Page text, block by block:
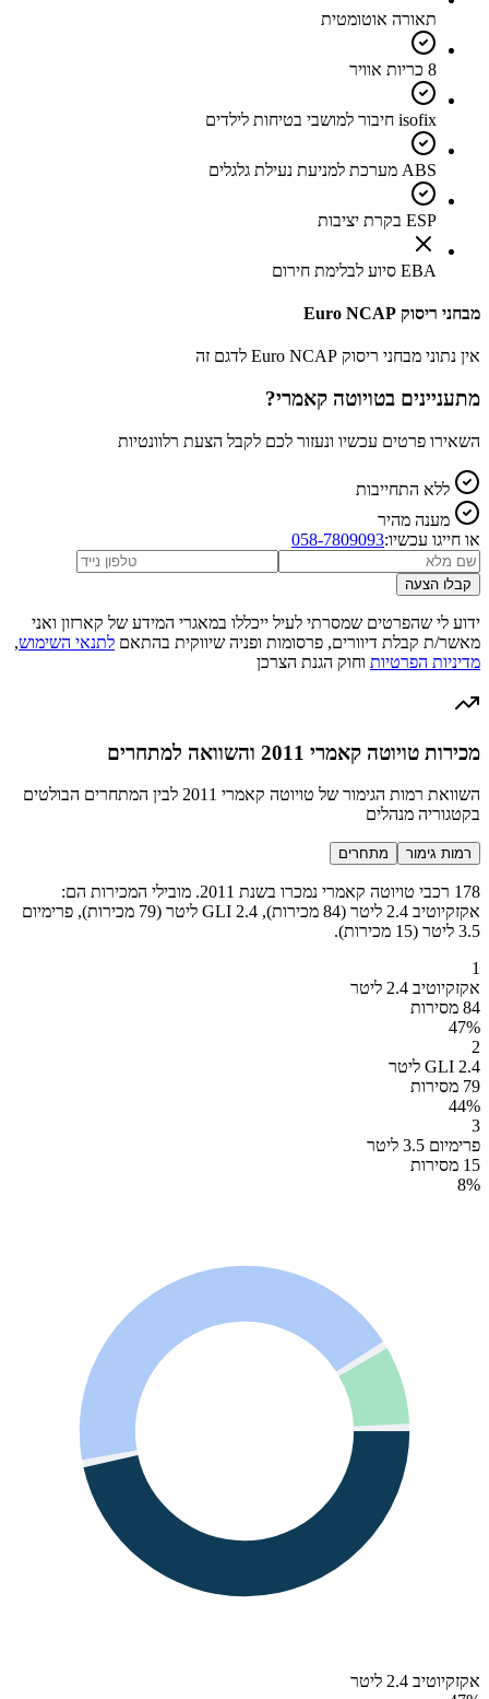
תאורה אוטומטית
8 כריות אוויר
isofix חיבור למושבי בטיחות לילדים
ABS מערכת למניעת נעילת גלגלים
ESP בקרת יציבות
EBA סיוע לבלימת חירום
מבחני ריסוק Euro NCAP
אין נתוני מבחני ריסוק Euro NCAP לדגם זה
מתעניינים בטויוטה קאמרי?
השאירו פרטים עכשיו ונעזור לכם לקבל הצעת רלוונטיות
ללא התחייבות
מענה מהיר
או חייגו עכשיו:058-7809093
קבלו הצעה
ידוע לי שהפרטים שמסרתי לעיל ייכללו במאגרי המידע של קארזון ואני
מאשר/ת קבלת דיוורים, פרסומות ופניה שיווקית בהתאם לתנאי השימוש,
מדיניות הפרטיות וחוק הגנת הצרכן
מכירות טויוטה קאמרי 2011 והשוואה למתחרים
השוואת רמות הגימור של טויוטה קאמרי 2011 לבין המתחרים הבולטים
בקטגוריה מנהלים
רמות גימור מתחרים
178 רכבי טויוטה קאמרי נמכרו בשנת 2011. מובילי המכירות הם:
אקזקיוטיב 2.4 ליטר (84 מכירות), GLI 2.4 ליטר (79 מכירות), פרימיום
3.5 ליטר (15 מכירות).
1
אקזקיוטיב 2.4 ליטר
84 מסירות
47%
2
GLI 2.4 ליטר
79 מסירות
44%
3
פרימיום 3.5 ליטר
15 מסירות
8%
אקזקיוטיב 2.4 ליטר